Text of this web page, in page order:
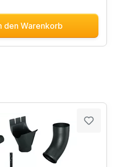
den Warenkorb